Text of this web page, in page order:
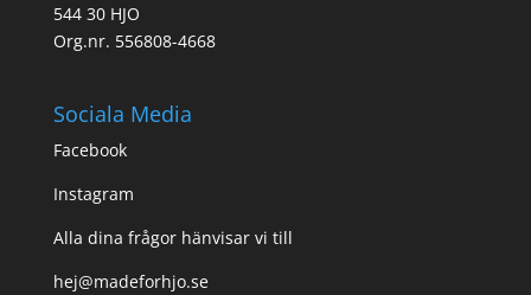
544 30 HJO
Org.nr. 556808-4668
Sociala Media
Facebook
Instagram
Alla dina frågor hänvisar vi till
hej@madeforhjo.se